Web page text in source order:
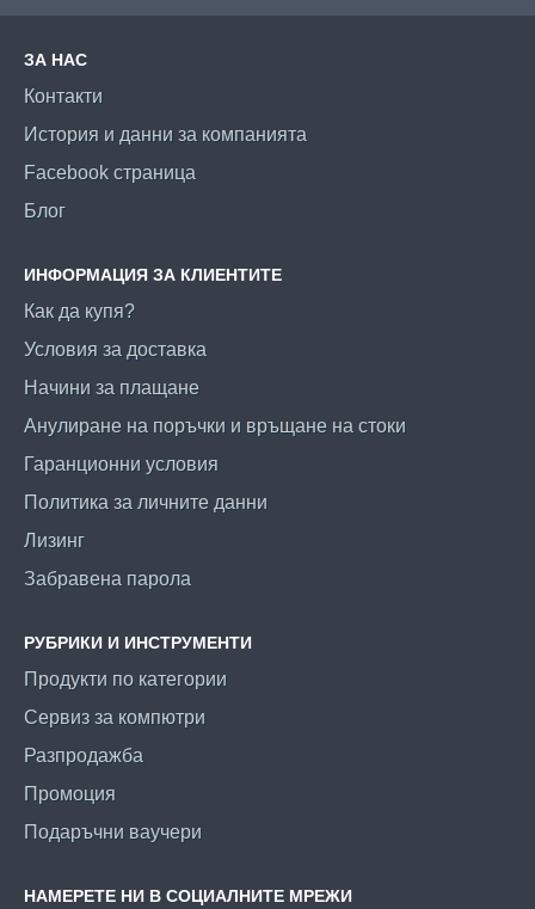
ЗА НАС
Контакти
История и данни за компанията
Facebook страница
Блог
ИНФОРМАЦИЯ ЗА КЛИЕНТИТЕ
Как да купя?
Условия за доставка
Начини за плащане
Анулиране на поръчки и връщане на стоки
Гаранционни условия
Политика за личните данни
Лизинг
Забравена парола
РУБРИКИ И ИНСТРУМЕНТИ
Продукти по категории
Сервиз за компютри
Разпродажба
Промоция
Подаръчни ваучери
НАМЕРЕТЕ НИ В СОЦИАЛНИТЕ МРЕЖИ